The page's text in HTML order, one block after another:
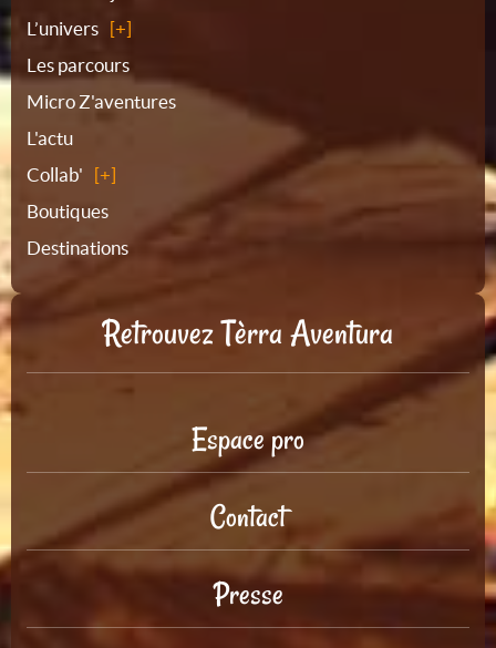
du
site
L’univers
Les parcours
Micro Z'aventures
L'actu
Collab'
Boutiques
Destinations
Retrouvez Tèrra Aventura
Espace pro
Contact
Presse